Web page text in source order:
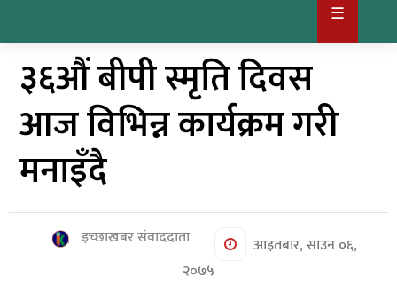
विश्व
खबर
अर्थ
खेलकुद
शिक्षा/
स्वास्थ्य
☰
३६औं बीपी स्मृति दिवस
आज विभिन्न कार्यक्रम गरी
मनाइँदै
इच्छाखबर संवाददाता
आइतबार, साउन ०६,
२०७५